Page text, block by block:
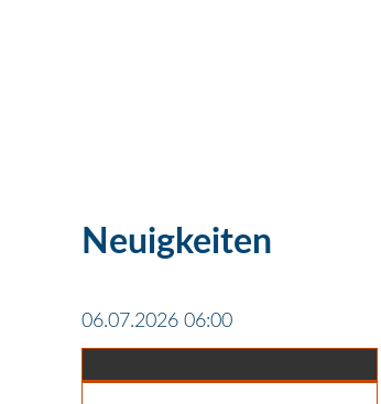
Neuigkeiten
06.07.2026 06:00